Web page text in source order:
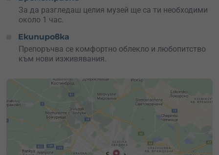
За да разгледаш целия музей ще са ти необходими
около 1 час.
Екипировка
Препоръчва се комфортно облекло и любопитство
към нови изживявания.